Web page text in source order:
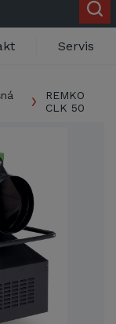
Servis
REMKO
CLK 50